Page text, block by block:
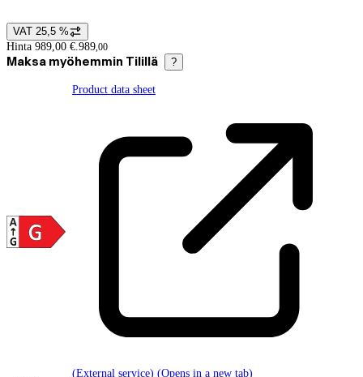
Price details
VAT 25,5 %
Hinta 989,00 €. 989,00
Maksa myöhemmin Tilillä ?
Product data sheet
(External service) (Opens in a new tab)